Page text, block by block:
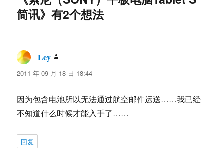
简讯》有2个想法
Ley
道：
2011 年 09 月 18 日 18:44
因为包含电池所以无法通过航空邮件运送……我已经
不知道什么时候才能入手了……
回复